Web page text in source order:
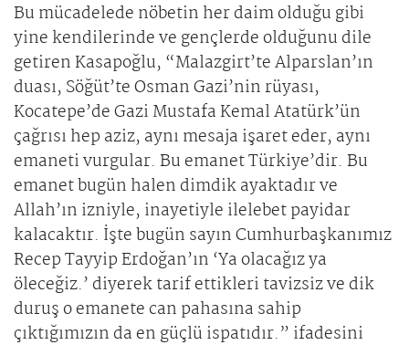
Bu mücadelede nöbetin her daim olduğu gibi
yine kendilerinde ve gençlerde olduğunu dile
getiren Kasapoğlu, “Malazgirt’te Alparslan’ın
duası, Söğüt’te Osman Gazi’nin rüyası,
Kocatepe’de Gazi Mustafa Kemal Atatürk’ün
çağrısı hep aziz, aynı mesaja işaret eder, aynı
emaneti vurgular. Bu emanet Türkiye’dir. Bu
emanet bugün halen dimdik ayaktadır ve
Allah’ın izniyle, inayetiyle ilelebet payidar
kalacaktır. İşte bugün sayın Cumhurbaşkanımız
Recep Tayyip Erdoğan’ın ‘Ya olacağız ya
öleceğiz.’ diyerek tarif ettikleri tavizsiz ve dik
duruş o emanete can pahasına sahip
çıktığımızın da en güçlü ispatıdır.” ifadesini